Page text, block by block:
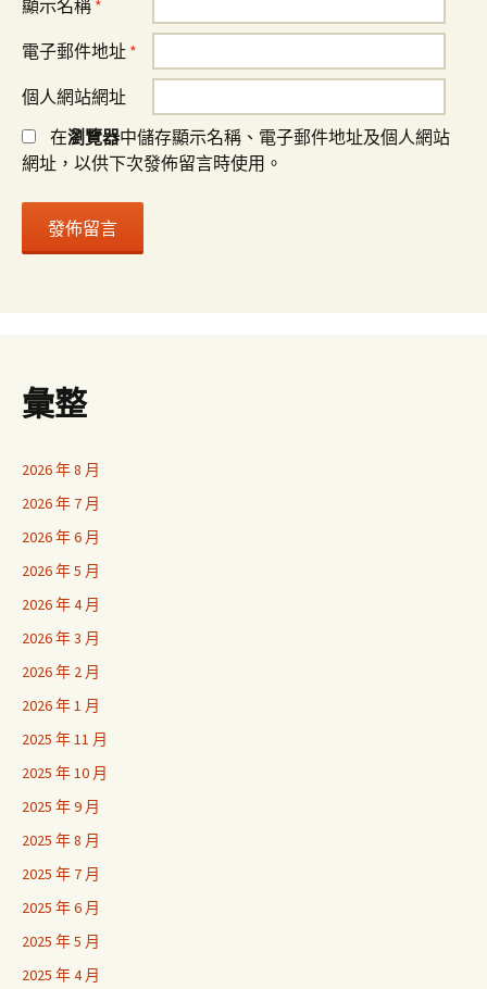
顯示名稱 *
電子郵件地址 *
個人網站網址
在瀏覽器中儲存顯示名稱、電子郵件地址及個人網站
網址，以供下次發佈留言時使用。
彙整
2026 年 8 月
2026 年 7 月
2026 年 6 月
2026 年 5 月
2026 年 4 月
2026 年 3 月
2026 年 2 月
2026 年 1 月
2025 年 11 月
2025 年 10 月
2025 年 9 月
2025 年 8 月
2025 年 7 月
2025 年 6 月
2025 年 5 月
2025 年 4 月